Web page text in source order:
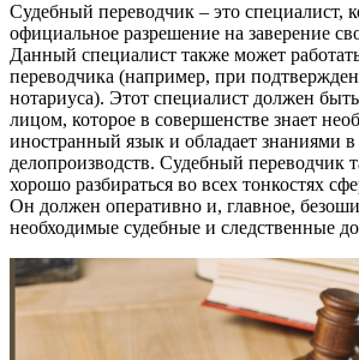
Судебный переводчик – это специалист,
официальное разрешение на заверение
Данный специалист также может
переводчика (например, при
нотариуса). Этот специалист должен
лицом, которое в совершенстве знает
иностранный язык и обладает знаниями
делопроизводств. Судебный переводчик
хорошо разбираться во всех тонкостях
Он должен оперативно и, главное,
необходимые судебные и следственные